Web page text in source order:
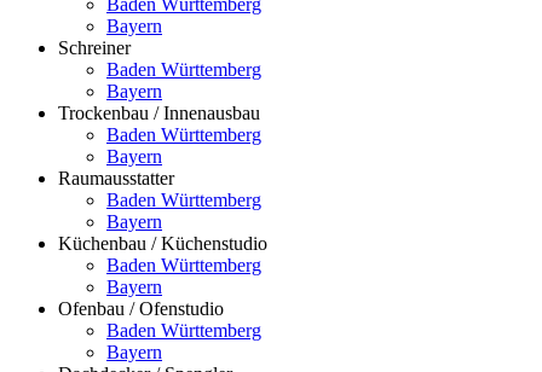
Bayern
Schreiner
Baden Württemberg
Bayern
Trockenbau / Innenausbau
Baden Württemberg
Bayern
Raumausstatter
Baden Württemberg
Bayern
Küchenbau / Küchenstudio
Baden Württemberg
Bayern
Ofenbau / Ofenstudio
Baden Württemberg
Bayern